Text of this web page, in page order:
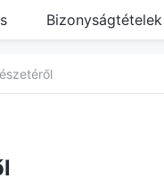
Bizonyságtételek